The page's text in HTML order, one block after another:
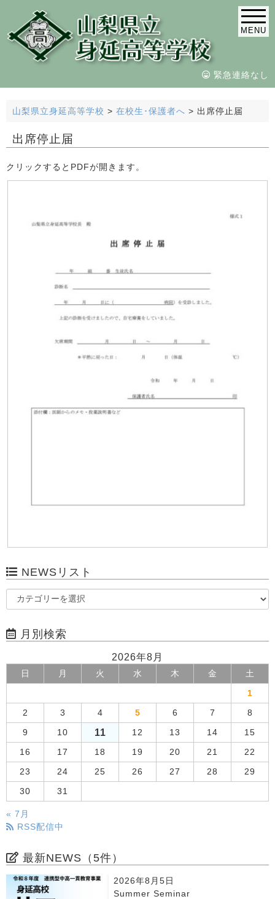
MENU
緊急連絡なし
山梨県立身延高等学校 > 在校生･保護者へ > 出席停止届
出席停止届
クリックするとPDFが開きます。
NEWSリスト
月別検索
2026年8月
日 月 火 水 木 金 土
1
2 3 4 5 6 7 8
9 10 11 12 13 14 15
16 17 18 19 20 21 22
23 24 25 26 27 28 29
30 31
« 7月
RSS配信中
最新NEWS（5件）
2026年8月5日
Summer Seminar